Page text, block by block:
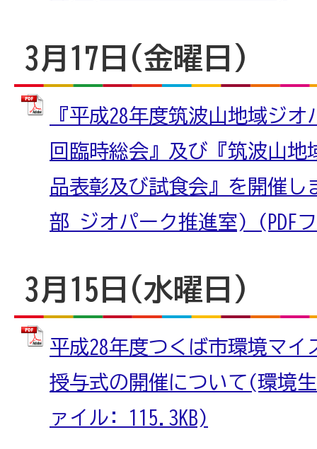
3月17日(金曜日)
『平成28年度筑波山地域ジ
回臨時総会』及び『筑波山地
品表彰及び試食会』を開催
部 ジオパーク推進室) (PDF
3月15日(水曜日)
平成28年度つくば市環境マイ
授与式の開催について(環境
ァイル: 115.3KB)